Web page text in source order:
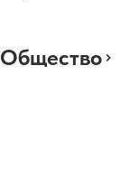
Общество